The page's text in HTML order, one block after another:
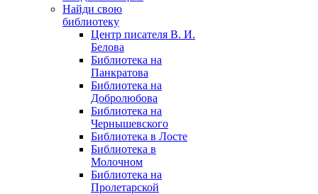
Найди свою
библиотеку
Центр писателя В. И.
Белова
Библиотека на
Панкратова
Библиотека на
Добролюбова
Библиотека на
Чернышевского
Библиотека в Лосте
Библиотека в
Молочном
Библиотека на
Пролетарской